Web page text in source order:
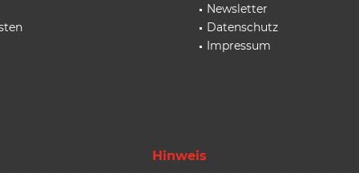
Newsletter
Datenschutz
Impressum
Hinweis